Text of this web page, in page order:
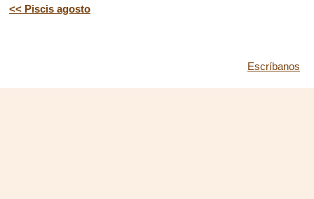
<< Piscis agosto
Escríbanos